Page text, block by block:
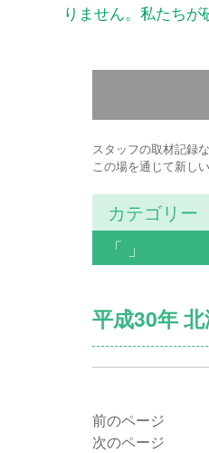
りません。私たち
スタッフの取材記録
この場を通じて新し
カテゴリー
「 」
平成30年
前のページ
次のページ